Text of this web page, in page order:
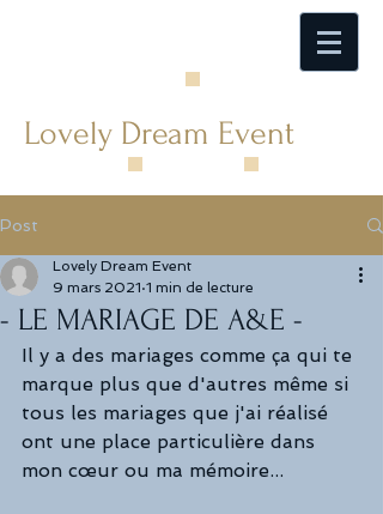
Lovely Dream Event
Post
- LE MARIAGE DE A&E -
Lovely Dream Event
9 mars 2021 1 min de lecture
Il y a des mariages comme ça qui te
marque plus que d'autres même si
tous les mariages que j'ai réalisé
ont une place particulière dans
mon cœur ou ma mémoire...